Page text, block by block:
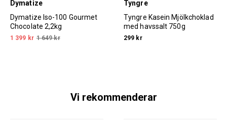
Dymatize
Dymatize Iso-100 Gourmet
Chocolate 2,2kg
1 399 kr 1 649 kr
Tyngre
Tyngre Kasein Mjölkchoklad
med havssalt 750g
299 kr
Vi rekommenderar